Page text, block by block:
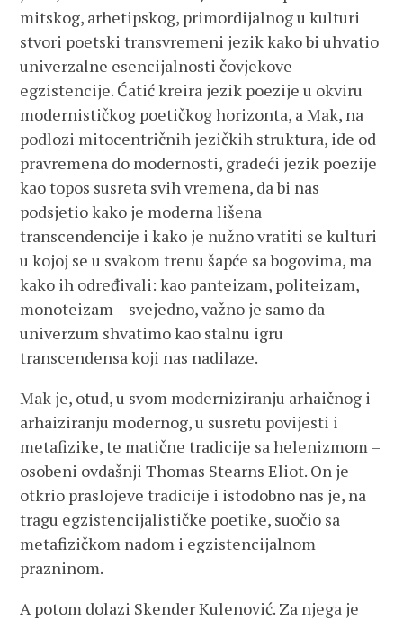
mitskog, arhetipskog, primordijalnog u kulturi
stvori poetski transvremeni jezik kako bi uhvatio
univerzalne esencijalnosti čovjekove
egzistencije. Ćatić kreira jezik poezije u okviru
modernističkog poetičkog horizonta, a Mak, na
podlozi mitocentričnih jezičkih struktura, ide od
pravremena do modernosti, gradeći jezik poezije
kao topos susreta svih vremena, da bi nas
podsjetio kako je moderna lišena
transcendencije i kako je nužno vratiti se kulturi
u kojoj se u svakom trenu šapće sa bogovima, ma
kako ih određivali: kao panteizam, politeizam,
monoteizam – svejedno, važno je samo da
univerzum shvatimo kao stalnu igru
transcendensa koji nas nadilaze.
Mak je, otud, u svom moderniziranju arhaičnog i
arhaiziranju modernog, u susretu povijesti i
metafizike, te matične tradicije sa helenizmom –
osobeni ovdašnji Thomas Stearns Eliot. On je
otkrio praslojeve tradicije i istodobno nas je, na
tragu egzistencijalističke poetike, suočio sa
metafizičkom nadom i egzistencijalnom
prazninom.
A potom dolazi Skender Kulenović. Za njega je